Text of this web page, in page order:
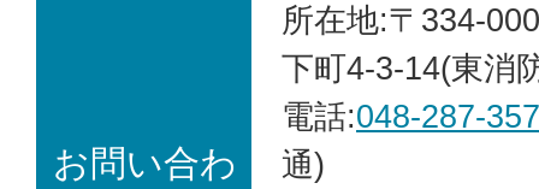
お問い合わ
所在地:〒334-
下町4-3-14(東消
電話:048-287-
通)